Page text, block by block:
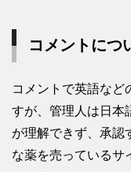
コメントにつ
コメントで英語など
すが、管理人は日本
が理解できず、承認
な薬を売っているサ